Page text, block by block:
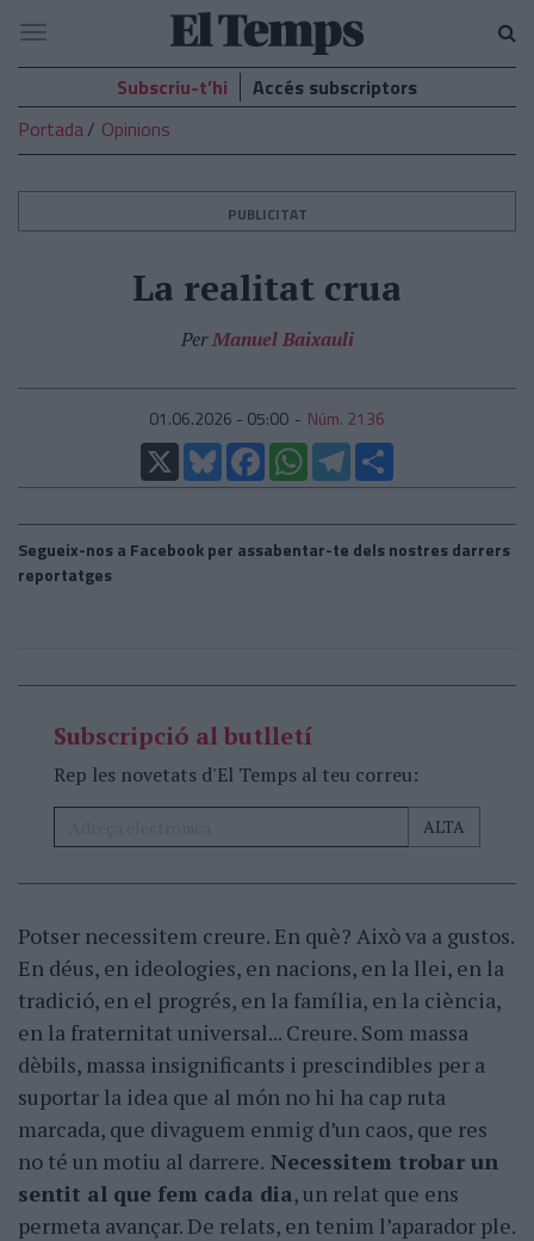
El
Temps
Navegació
Subscriu-t’hi
Accés subscriptors
Portada
Opinions
PUBLICITAT
La realitat crua
PerManuel Baixauli
01.06.2026 - 05:00
Núm. 2136
X
BlueskyFacebookWhatsAppTelegram
Segueix-nos a Facebook per assabentar-te dels nostres darrers
reportatges
Subscripció al butlletí
Rep les novetats d'El Temps al teu correu:
Potser necessitem creure. En què? Això va a gustos.
En déus, en ideologies, en nacions, en la llei, en la
tradició, en el progrés, en la família, en la ciència,
en la fraternitat universal... Creure. Som massa
dèbils, massa insignificants i prescindibles per a
suportar la idea que al món no hi ha cap ruta
marcada, que divaguem enmig d’un caos, que res
no té un motiu al darrere. Necessitem trobar un
sentit al que fem cada dia, un relat que ens
permeta avançar. De relats, en tenim l’aparador ple.